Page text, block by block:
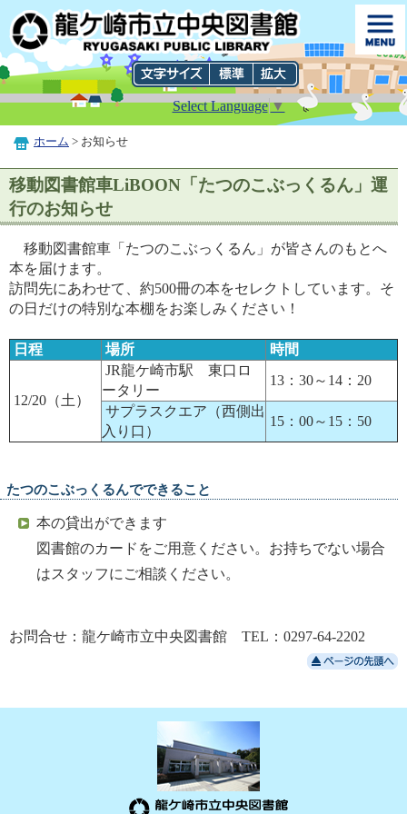
Select Language▼
ホーム > お知らせ
移動図書館車LiBOON「たつのこぶっくるん」運
行のお知らせ
移動図書館車「たつのこぶっくるん」が皆さんのもとへ
本を届けます。
訪問先にあわせて、約500冊の本をセレクトしています。そ
の日だけの特別な本棚をお楽しみください！
日程 場所 時間
12/20（土）
JR龍ケ崎市駅 東口ロ
ータリー
13：30～14：20
サプラスクエア（西側出
入り口）
15：00～15：50
たつのこぶっくるんでできること
本の貸出ができます
図書館のカードをご用意ください。お持ちでない場合
はスタッフにご相談ください。
お問合せ：龍ケ崎市立中央図書館 TEL：0297-64-2202